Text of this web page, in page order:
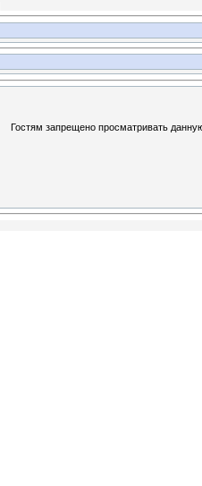
Гостям запрещено просматривать